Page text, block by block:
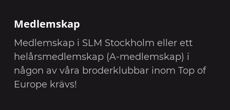
Medlemskap
Medlemskap i SLM Stockholm eller ett
helårsmedlemskap (A-medlemskap) i
någon av våra broderklubbar inom Top of
Europe krävs!